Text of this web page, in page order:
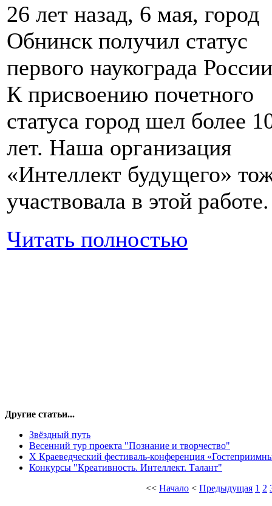
26 лет назад, 6 мая, город
Обнинск получил статус
первого наукограда
К присвоению почетного
статуса город шел более
лет. Наша организация
«Интеллект будущего»
участвовала в этой работе.
Читать полностью
Другие статьи...
Звёздный путь
Весенний тур проекта "Познание и творчество"
X Краеведческий фестиваль-конференция
Конкурсы "Креативность. Интеллект. Талант"
<< Начало < Предыдущая 1 2